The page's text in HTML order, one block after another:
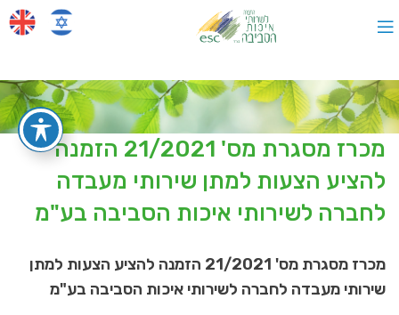
מכרז מסגרת מס' 21/2021 הזמנה
להציע הצעות למתן שירותי מעבדה
לחברה לשירותי איכות הסביבה בע"מ
מכרז מסגרת מס' 21/2021 הזמנה להציע הצעות למתן
שירותי מעבדה לחברה לשירותי איכות הסביבה בע"מ